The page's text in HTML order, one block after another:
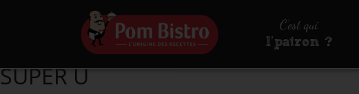
C’est qui
l’patron ?
SUPER U